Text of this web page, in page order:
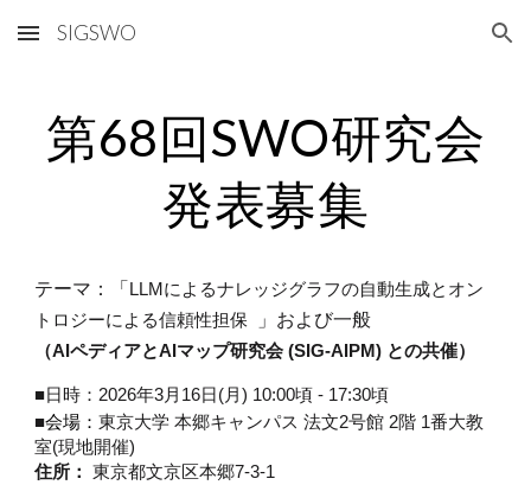
Skip to main content Skip to navigation
SIGSWO
第68回SWO研究会
発表募集
テーマ：「LLMによるナレッジグラフの自動生成とオン
トロジーによる信頼性担保
」および一般
（AIペディアとAIマップ研究会 (SIG-AIPM) との共催）
■日時： 2026年3月16日(月) 10:00頃 - 17:30頃
■会場：東京大学 本郷キャンパス 法文2号館 2階 1番大教
室(現地開催)
住所： 東京都文京区本郷7-3-1